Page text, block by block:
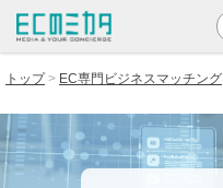
トップ EC専門ビジネスマッチング